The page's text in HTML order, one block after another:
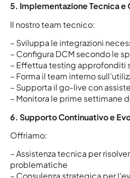
5. Implementazione Tecnica e
Il nostro team tecnico:
– Sviluppa le integrazioni
– Configura DCM secondo le
– Effettua testing approfonditi
– Forma il team interno
– Supporta il go-live con
– Monitora le prime settimane
6. Supporto Continuativo e
Offriamo:
– Assistenza tecnica per
problematiche
– Consulenza strategica per